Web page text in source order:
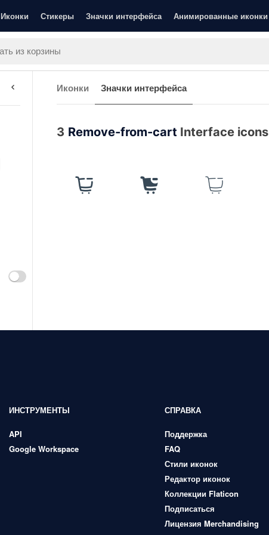
Иконки Стикеры Значки интерфейса Анимированные иконки
Иконки Значки интерфейса
3 Remove-from-cart Interface icons
ИНСТРУМЕНТЫ
API
Google Workspace
СПРАВКА
Поддержка
FAQ
Стили иконок
Редактор иконок
Коллекции Flaticon
Подписаться
Лицензия Merchandising